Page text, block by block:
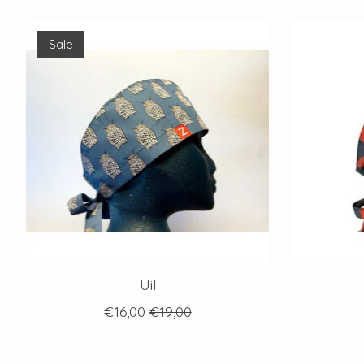
Items van productcarrousel
Sale
Uil
€16,00 €19,00